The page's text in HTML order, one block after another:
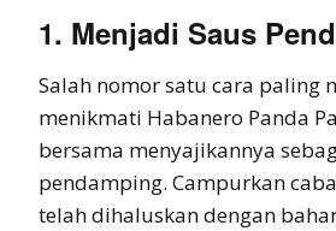
1. Menjadi Saus
Salah nomor satu cara paling
menikmati Habanero Panda
bersama menyajikannya
pendamping. Campurkan
telah dihaluskan dengan